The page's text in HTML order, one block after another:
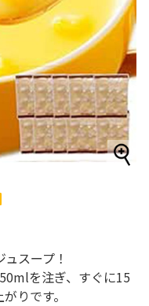
スープ！
を注ぎ、すぐに15
りです。